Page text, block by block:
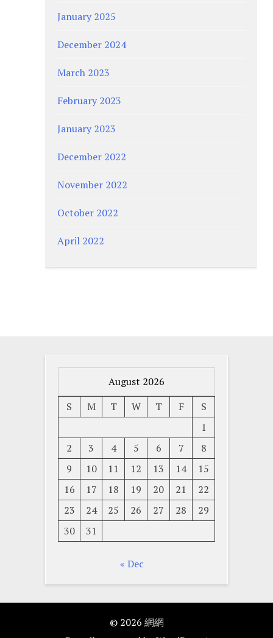
January 2025
December 2024
March 2023
February 2023
January 2023
December 2022
November 2022
October 2022
April 2022
August 2026
S
M T W T F
S
1
2
3 4 5 6 7
8
9
10 11 12 13 14
15
16
17 18 19 20 21
22
23
24 25 26 27 28
29
30
31
« Dec
© 2026 網網